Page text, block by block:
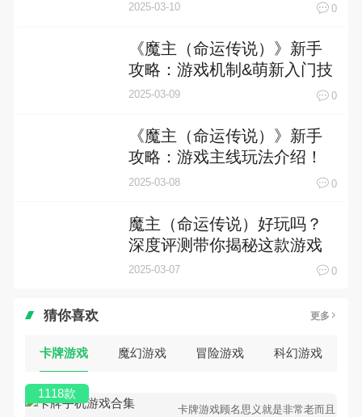
2025-03-10 0
《魔主（命运传说）》新手
攻略：游戏机制&萌新入门技
巧！
2025-03-09 0
《魔主（命运传说）》新手
攻略：游戏主线玩法介绍！
2025-03-08 0
魔主（命运传说）好玩吗？
深度评测带你揭秘这款游戏
的魅力
2025-03-07 0
猜你喜欢 更多
卡牌游戏 魔幻游戏 冒险游戏 科幻游戏
卡牌游戏顾名思义就是非常老而且
1118款